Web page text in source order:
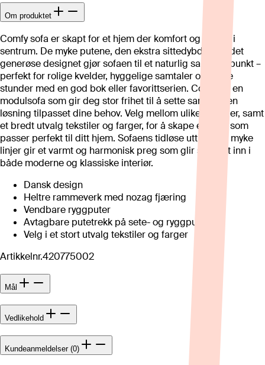
Om produktet
Comfy sofa er skapt for et hjem der komfort og ro står i
sentrum. De myke putene, den ekstra sittedybden og det
generøse designet gjør sofaen til et naturlig samlingspunkt –
perfekt for rolige kvelder, hyggelige samtaler og lange
stunder med en god bok eller favorittserien. Comfy er en
modulsofa som gir deg stor frihet til å sette sammen en
løsning tilpasset dine behov. Velg mellom ulike moduler, samt
et bredt utvalg tekstiler og farger, for å skape en sofa som
passer perfekt til ditt hjem. Sofaens tidløse uttrykk og myke
linjer gir et varmt og harmonisk preg som glir sømløst inn i
både moderne og klassiske interiør.
Dansk design
Heltre rammeverk med nozag fjæring
Vendbare ryggputer
Avtagbare putetrekk på sete- og ryggpute
Velg i et stort utvalg tekstiler og farger
Artikkelnr.420775002
Mål
Vedlikehold
Kundeanmeldelser (0)